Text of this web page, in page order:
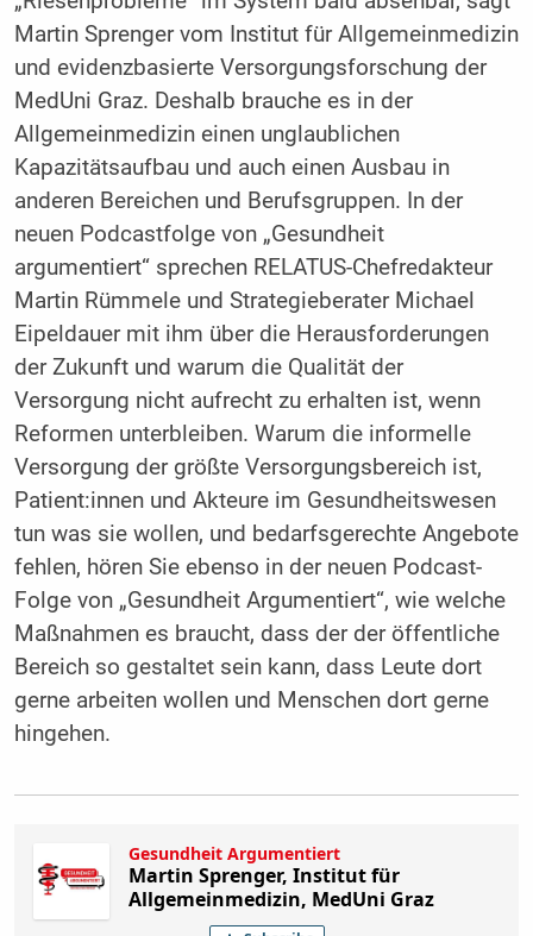
Martin Sprenger vom Institut für Allgemeinmedizin
und evidenzbasierte Versorgungsforschung der
MedUni Graz. Deshalb brauche es in der
Allgemeinmedizin einen unglaublichen
Kapazitätsaufbau und auch einen Ausbau in
anderen Bereichen und Berufsgruppen. In der
neuen Podcastfolge von „Gesundheit
argumentiert“ sprechen RELATUS-Chefredakteur
Martin Rümmele und Strategieberater Michael
Eipeldauer mit ihm über die Herausforderungen
der Zukunft und warum die Qualität der
Versorgung nicht aufrecht zu erhalten ist, wenn
Reformen unterbleiben. Warum die informelle
Versorgung der größte Versorgungsbereich ist,
Patient:innen und Akteure im Gesundheitswesen
tun was sie wollen, und bedarfsgerechte Angebote
fehlen, hören Sie ebenso in der neuen Podcast-
Folge von „Gesundheit Argumentiert“, wie welche
Maßnahmen es braucht, dass der der öffentliche
Bereich so gestaltet sein kann, dass Leute dort
gerne arbeiten wollen und Menschen dort gerne
hingehen.